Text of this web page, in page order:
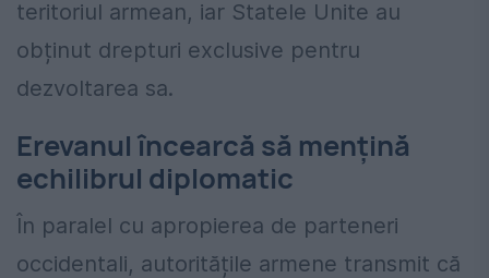
teritoriul armean, iar Statele Unite au
obținut drepturi exclusive pentru
dezvoltarea sa.
Erevanul încearcă să mențină
echilibrul diplomatic
În paralel cu apropierea de parteneri
occidentali, autoritățile armene transmit că